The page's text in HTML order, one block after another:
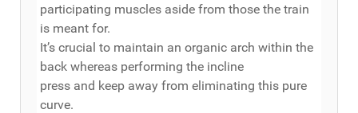
participating muscles aside from those the train
is meant for.
It’s crucial to maintain an organic arch within the
back whereas performing the incline
press and keep away from eliminating this pure
curve.